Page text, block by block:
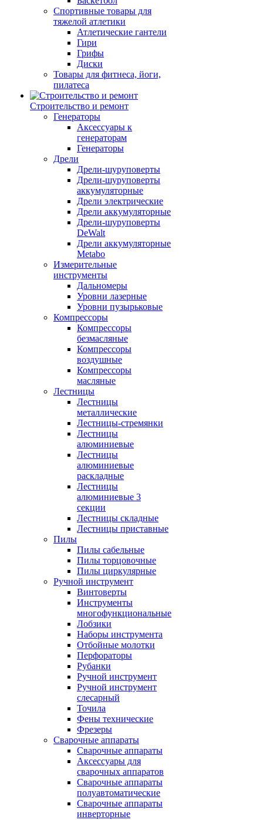
Спортивные товары для
тяжелой атлетики
Атлетические гантели
Гири
Грифы
Диски
Товары для фитнеса, йоги,
пилатеса
Строительство и ремонт
Генераторы
Аксессуары к
генераторам
Генераторы
Дрели
Дрели-шуруповерты
Дрели-шуруповерты
аккумуляторные
Дрели электрические
Дрели аккумуляторные
Дрели-шуруповерты
DeWalt
Дрели аккумуляторные
Metabo
Измерительные
инструменты
Дальномеры
Уровни лазерные
Уровни пузырьковые
Компрессоры
Компрессоры
безмасляные
Компрессоры
воздушные
Компрессоры
масляные
Лестницы
Лестницы
металлические
Лестницы-стремянки
Лестницы
алюминиевые
Лестницы
алюминиевые
раскладные
Лестницы
алюминиевые 3
секции
Лестницы складные
Лестницы приставные
Пилы
Пилы сабельные
Пилы торцовочные
Пилы циркулярные
Ручной инструмент
Винтоверты
Инструменты
многофункциональные
Лобзики
Наборы инструмента
Отбойные молотки
Перфораторы
Рубанки
Ручной инструмент
Ручной инструмент
слесарный
Точила
Фены технические
Фрезеры
Сварочные аппараты
Сварочные аппараты
Аксессуары для
сварочных аппаратов
Сварочные аппараты
полуавтоматические
Сварочные аппараты
инверторные